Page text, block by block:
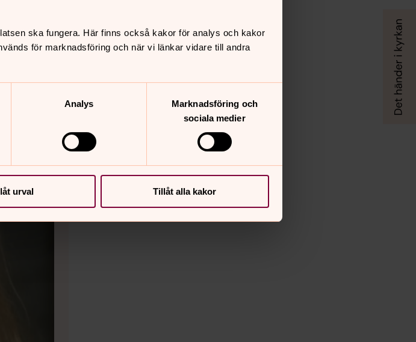
ska fungera. Här finns också kakor för analys och kakor
för marknadsföring och när vi länkar vidare till andra
Analys
Marknadsföring och
sociala medier
urval Tillåt alla kakor